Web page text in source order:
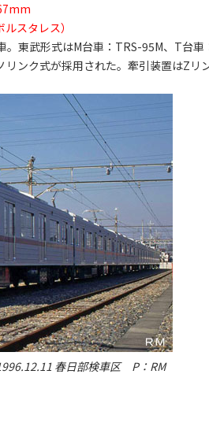
スタレス）
東武形式はM台車：TRS-95M、T台
ンク式が採用された。牽引装置はZリ
春日部検車区 P：RM